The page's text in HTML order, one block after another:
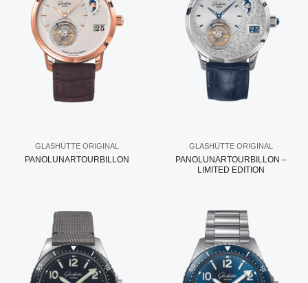
GLASHÜTTE ORIGINAL
PANOLUNARTOURBILLON
GLASHÜTTE ORIGINAL
PANOLUNARTOURBILLON –
LIMITED EDITION